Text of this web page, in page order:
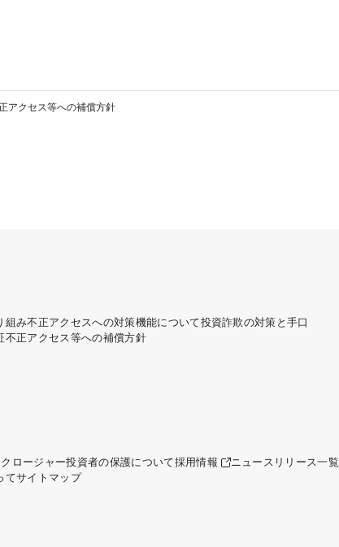
アクセス等への補償方針
組み不正アクセスへの対策機能について投資詐欺の対策と手口
不正アクセス等への補償方針
ロージャー投資者の保護について採用情報
ニュースリリース一覧
てサイトマップ